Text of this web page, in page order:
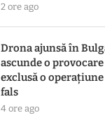
2 ore ago
Drona ajunsă în
ascunde o provocare
exclusă o operațiune
fals
4 ore ago